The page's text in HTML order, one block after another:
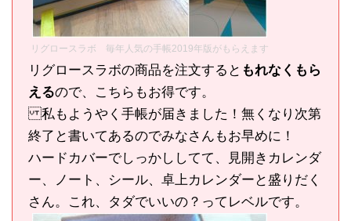
リグロースラボ 毎年人気の手帳2019年版がもらえます
リグロースラボの商品を注文すると もれなくもら
えるので、こちらもお得です。
私もようやく手帳が届きました！無くなり次第
終了と書いてあるのでみなさんもお早めに！
ハードカバーでしっかししてて、見開きカレンダ
ー、ノート、シール、卓上カレンダーと盛りだく
さん。これ、タダでいいの？ってレベルです。